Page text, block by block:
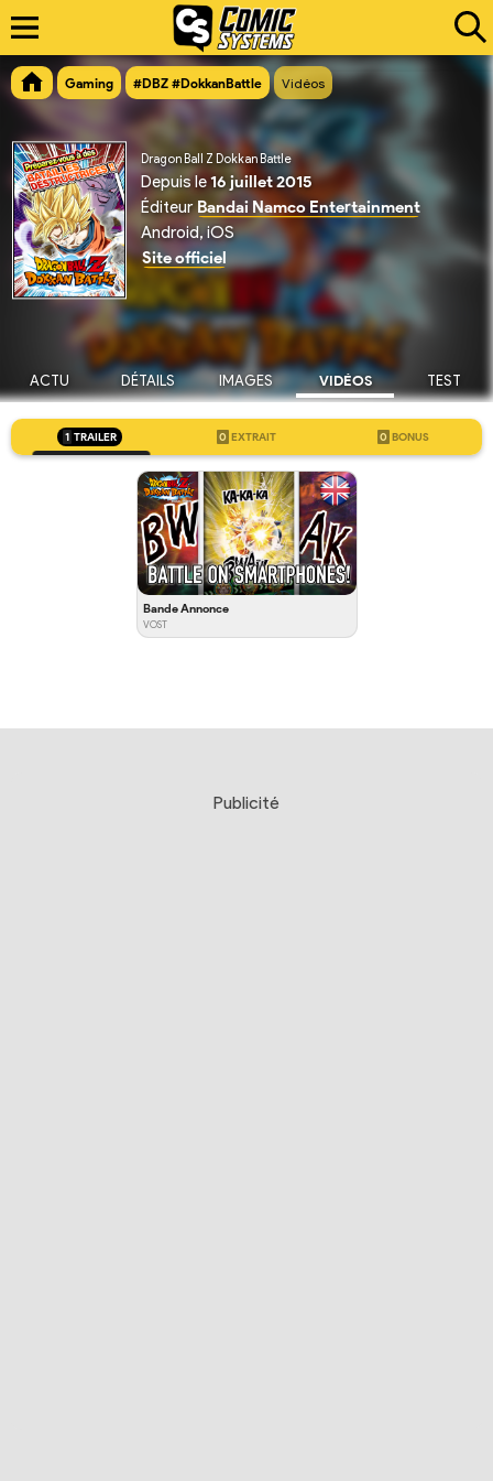
Gaming #DBZ #DokkanBattle Vidéos
Dragon Ball Z Dokkan Battle
Depuis le16 juillet 2015
Éditeur Bandai Namco Entertainment
Android, iOS
Site officiel
ACTU DÉTAILS IMAGES VIDÉOS TEST
1 TRAILER 0 EXTRAIT 0 BONUS
Bande Annonce
VOST
Publicité